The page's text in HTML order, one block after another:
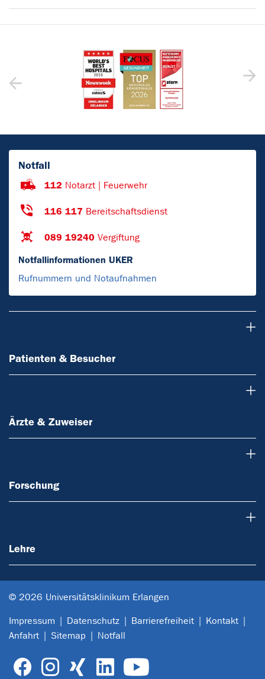
Notfall
112 Notarzt | Feuerwehr
116 117 Bereitschaftsdienst
089 19240 Vergiftung
Notfallinformationen UKER
Rufnummern und Notaufnahmen
Patienten & Besucher
Ärzte & Zuweiser
Forschung
Lehre
© 2026 Universitätsklinikum Erlangen
Impressum Datenschutz Barrierefreiheit
Kontakt
Anfahrt
Sitemap Notfall